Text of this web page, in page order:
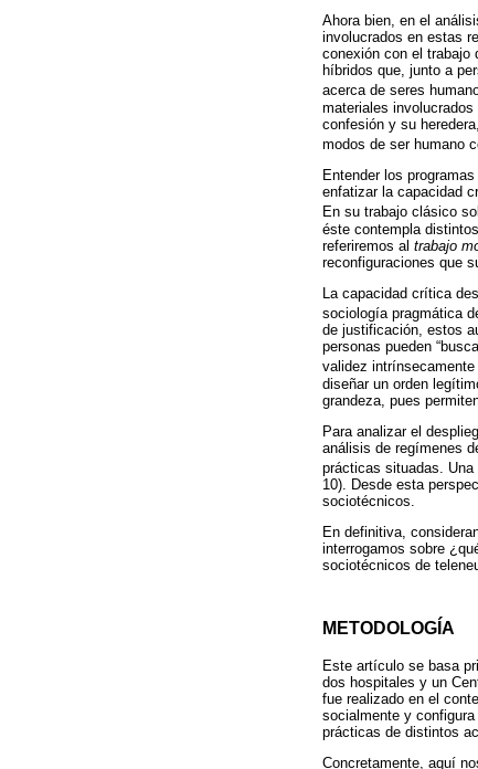
Ahora bien, en el
involucrados en estas
conexión con el trabajo
híbridos que, junto a
acerca de seres
materiales
confesión y su
modos de ser humano
Entender los
enfatizar la capacidad
En su trabajo clásico
éste contempla
referiremos al trabajo
reconfiguraciones que
La capacidad crítica
sociología pragmática
de justificación, estos
personas pueden
validez intrínsecamente
diseñar un orden
grandeza, pues
Para analizar el
análisis de regímenes
prácticas situadas. Una
10). Desde esta
sociotécnicos.
En definitiva,
interrogamos sobre
sociotécnicos de
METODOLOGÍA
Este artículo se basa
dos hospitales y un
fue realizado en el
socialmente y
prácticas de distintos
Concretamente, aquí